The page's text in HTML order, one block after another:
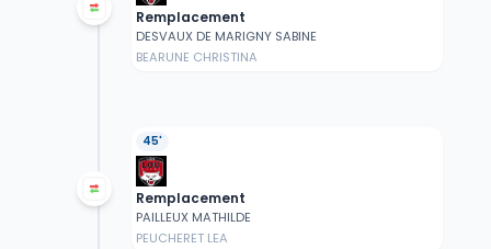
Remplacement
DESVAUX DE MARIGNY SABINE
BEARUNE CHRISTINA
45'
Remplacement
PAILLEUX MATHILDE
PEUCHERET LEA